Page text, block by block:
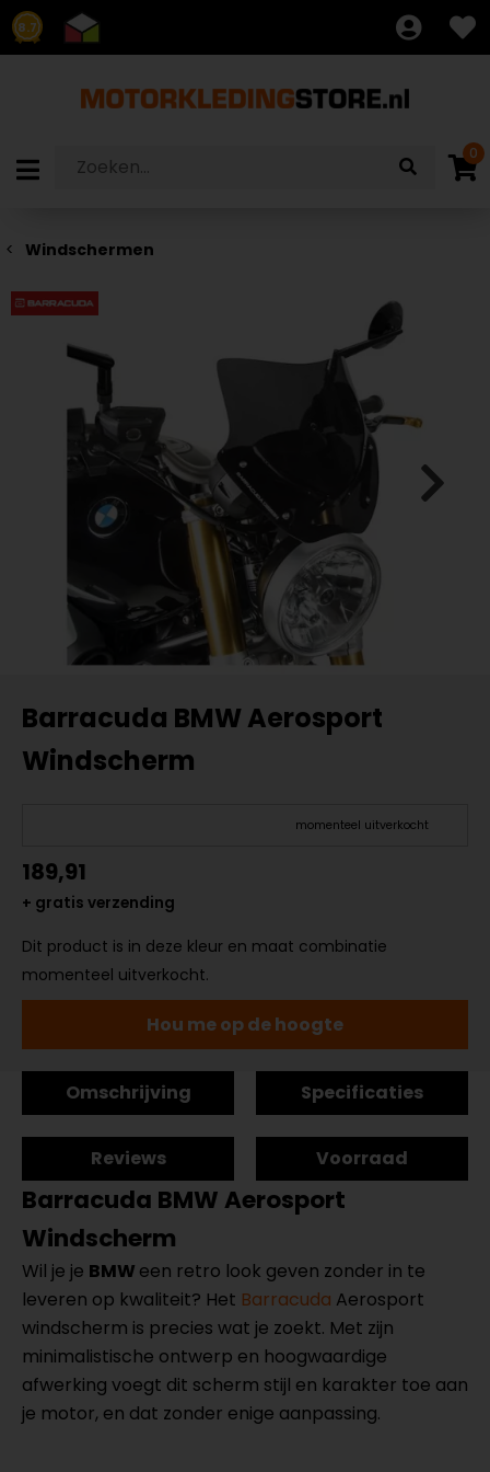
8.7
0
Windschermen
Barracuda BMW Aerosport
Windscherm
momenteel uitverkocht
189,91
+ gratis verzending
Dit product is in deze kleur en maat combinatie
momenteel uitverkocht.
Hou me op de hoogte
Omschrijving Specificaties
Reviews Voorraad
Barracuda BMW Aerosport
Windscherm
Wil je je BMW een retro look geven zonder in te
leveren op kwaliteit? Het Barracuda Aerosport
windscherm is precies wat je zoekt. Met zijn
minimalistische ontwerp en hoogwaardige
afwerking voegt dit scherm stijl en karakter toe aan
je motor, en dat zonder enige aanpassing.